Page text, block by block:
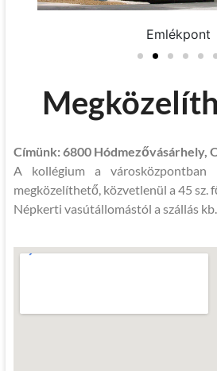
Alföldi Galéria
Címünk: 6800 Hódmezővásárhely,
A kollégium a városközpontban
megközelíthető, közvetlenül a 45
Népkerti vasútállomástól a szállás